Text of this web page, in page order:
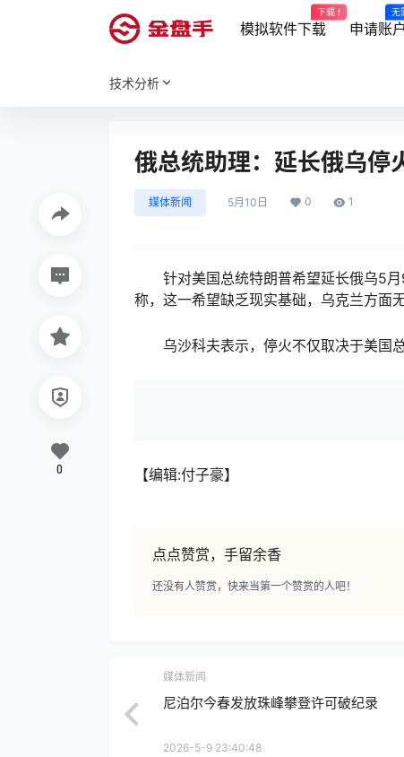
模拟软件下载
下载 !
申请账户
无
技术分析
俄总统助理：延长俄乌停
媒体新闻 5月10日 0 1
针对美国总统特朗普希望延长俄乌5月
称，这一希望缺乏现实基础，乌克兰方面
乌沙科夫表示，停火不仅取决于美国
【编辑:付子豪】
点点赞赏，手留余香
还没有人赞赏，快来当第一个赞赏的人吧！
0
媒体新闻
尼泊尔今春发放珠峰攀登许可破纪录
2026-5-9 23:40:48